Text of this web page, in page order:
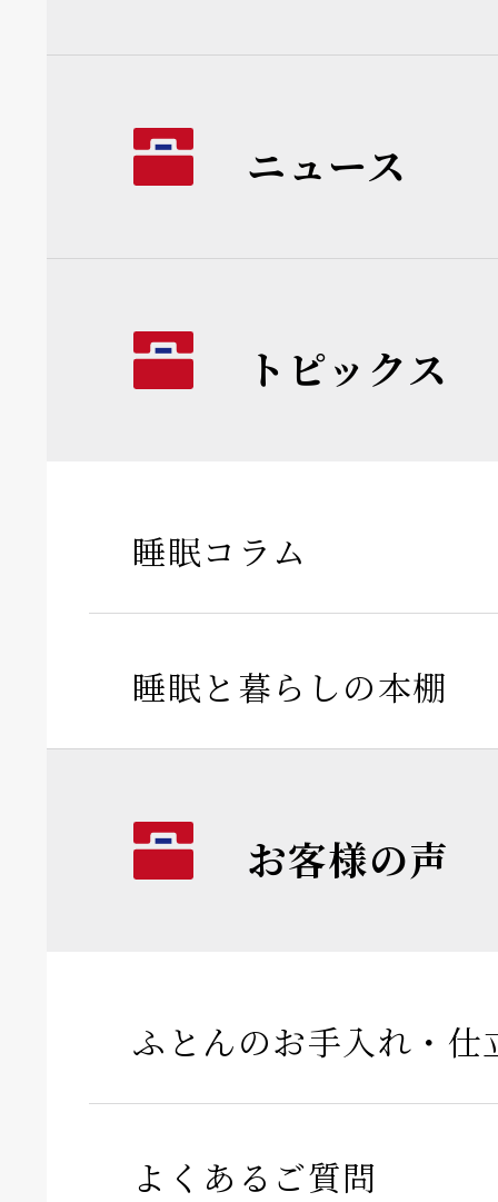
ニュース
トピックス
睡眠コラム
睡眠と暮らしの本棚
お客様の声
ふとんのお手入れ・仕
よくあるご質問